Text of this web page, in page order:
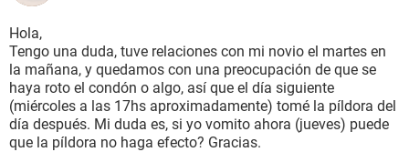
BIENESTAR
SEXUALIDAD
GLOSARIO
Hola,
Tengo una duda, tuve relaciones con mi novio el martes en
la mañana, y quedamos con una preocupación de que se
haya roto el condón o algo, así que el día siguiente
(miércoles a las 17hs aproximadamente) tomé la píldora del
día después. Mi duda es, si yo vomito ahora (jueves) puede
que la píldora no haga efecto? Gracias.